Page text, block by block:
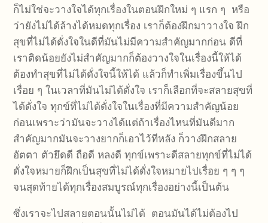
ก็ไม่ใช่จะวางใจได้ทุกเรื่องในตอนฝึกใหม่ ๆ แรก ๆ หรือ
ว่ายังไม่ได้ล้างได้หมดทุกเรื่อง เราก็ต้องฝึกมาวางใจ ฝึก
สุขที่ไม่ได้ดั่งใจในดีที่มันไม่มีความสำคัญมากก่อน ดีที่
เราติดน้อยยังไม่สำคัญมากก็ต้องวางใจในเรื่องนี้ให้ได้
ต้องทำสุขที่ไม่ได้ดั่งใจนี้ให้ได้ แล้วก็ทำเพิ่มเรื่องขึ้นไป
เรื่อย ๆ ในเวลาที่มันไม่ได้ดั่งใจ เราก็เลือกที่จะสลายสุขที่
ได้ดั่งใจ ทุกข์ที่ไม่ได้ดั่งใจในเรื่องที่มีความสำคัญน้อย
ก่อนเพราะว่ามันจะวางได้แต่ถ้าเรื่องไหนที่มันดีมาก
สำคัญมากมันจะวางยากก็เอาไว้ทีหลัง ก็วางฝึกสลาย
อัตตา ตัวยึดดี ถือดี หลงดี ทุกข์เพราะดีสลายทุกข์ที่ไม่ได้
ดั่งใจหมายก็ฝึกเป็นสุขที่ไม่ได้ดั่งใจหมายไปเรื่อย ๆ ๆ ๆ
จนสุดท้ายได้ทุกเรื่องสมบูรณ์ทุกเรื่องอย่างนี้เป็นต้น
ซึ่งเราจะไปสลายตอนนั้นไม่ได้ ตอนมันได้ไม่ต้องไป